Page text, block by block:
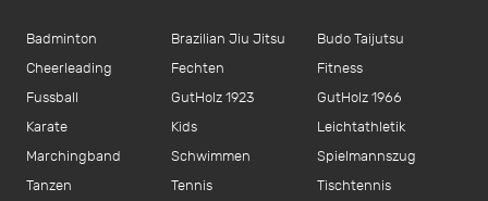
Badminton Brazilian Jiu Jitsu
Budo Taijutsu
Cheerleading
Fechten
Fitness
Fussball
GutHolz 1923
GutHolz 1966
Karate
Kids
Leichtathletik
Marchingband
Schwimmen
Spielmannszug
Tanzen
Tennis Tischtennis